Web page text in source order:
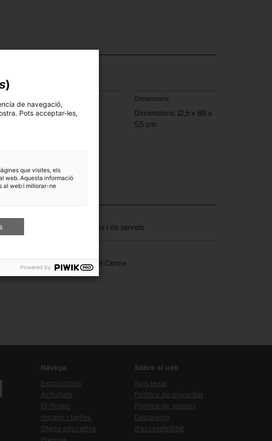
Anglaterra
Dimensions
Dimensions: 12,5 x 89 x
5,5 cm
Sectors productius i de serveis
Salvador, Maria del Carme
Navega
Exposicions
Activitats
El Museu
Horaris i tarifes
Oferta educativa
Sobre el web
Avís legal
Política de privacitat
Política de galetes
Declaració
d’accessibilitat
)
de navegació,
Pots acceptar-les,
que visites, els
web. Aquesta informació
al web i millorar-ne
Powered by